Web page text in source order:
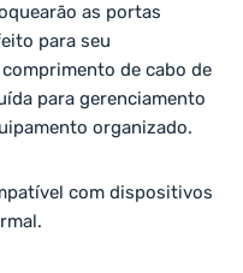
as portas
para seu
de cabo de
para gerenciamento
organizado.
com dispositivos